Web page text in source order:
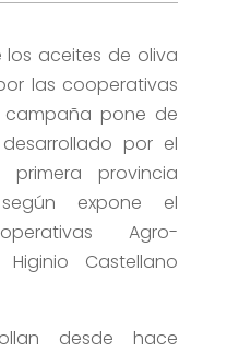
aceites de oliva
las cooperativas
pone de
por el
provincia
expone el
Agro-
Castellano
desde hace